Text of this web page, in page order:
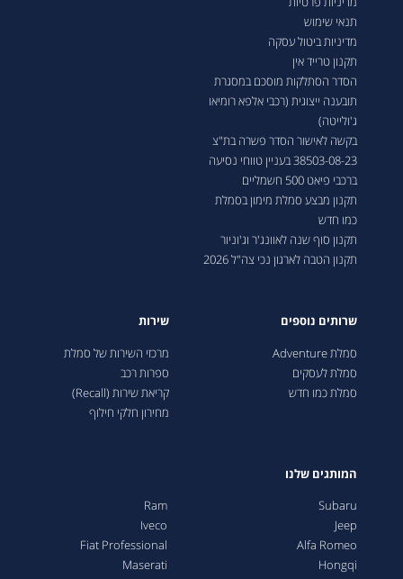
תנאי שימוש
מדיניות ביטול עסקה
תקנון טרייד אין
הסדר הסתלקות מוסכם במסגרת
תובענה ייצוגית (רכבי אלפא רומיאו
ג'ולייטה)
בקשה לאישור הסדר פשרה בת"צ
38503-08-23 בעניין טווחי נסיעה
ברכבי פיאט 500 חשמליים
תקנון מבצע סמלת מימון בסמלת
כמו חדש
תקנון סוף שנה לאוונג'ר וג'וניור
תקנון הטבה לארגון נכי צה"ל 2026
שרותים נוספים
סמלת Adventure
סמלת לעסקים
סמלת כמו חדש
שירות
מרכזי השירות של סמלת
ספרות רכב
קריאת שירות (Recall)
מחירון חלקי חילוף
המותגים שלנו
Subaru
Jeep
Alfa Romeo
Hongqi
Ram
Iveco
Fiat Professional
Maserati